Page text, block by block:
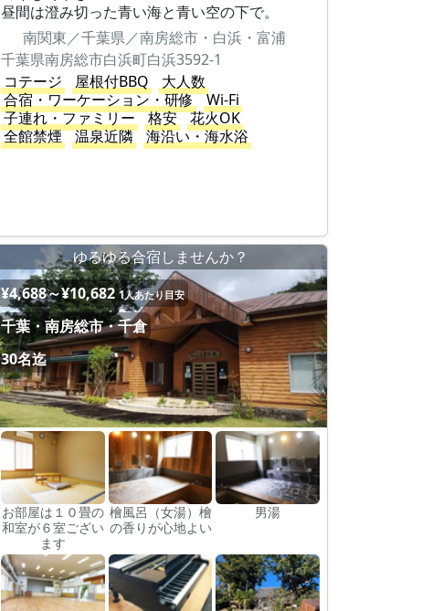
昼間は澄み切った青い海と青い空の下で。
南関東／千葉県／南房総市・白浜・富浦
千葉県南房総市白浜町白浜3592-1
コテージ
屋根付BBQ
大人数
合宿・ワーケーション・研修
Wi-Fi
子連れ・ファミリー
格安
花火OK
全館禁煙
温泉近隣 海沿い・海水浴
ゆるゆる合宿しませんか？
¥4,688～¥10,682 1人あたり目安
千葉・南房総市・千倉
30名迄
お部屋は１０畳の
和室が６室ござい
ます
檜風呂（女湯）檜
の香りが心地よい
男湯